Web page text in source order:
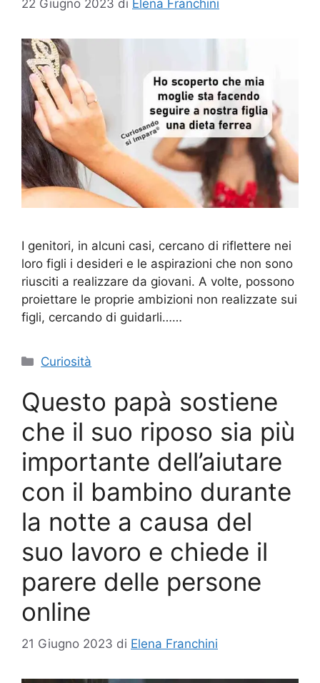
22 Giugno 2023 di Elena Franchini
I genitori, in alcuni casi, cercano di riflettere nei
loro figli i desideri e le aspirazioni che non sono
riusciti a realizzare da giovani. A volte, possono
proiettare le proprie ambizioni non realizzate sui
figli, cercando di guidarli……
Categorie
Curiosità
Questo papà sostiene
che il suo riposo sia più
importante dell’aiutare
con il bambino durante
la notte a causa del
suo lavoro e chiede il
parere delle persone
online
21 Giugno 2023 di Elena Franchini